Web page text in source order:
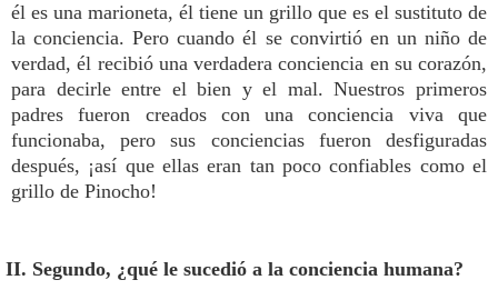
él es una marioneta, él tiene un grillo que es el sustituto de
la conciencia. Pero cuando él se convirtió en un niño de
verdad, él recibió una verdadera conciencia en su corazón,
para decirle entre el bien y el mal. Nuestros primeros
padres fueron creados con una conciencia viva que
funcionaba, pero sus conciencias fueron desfiguradas
después, ¡así que ellas eran tan poco confiables como el
grillo de Pinocho!
II. Segundo, ¿qué le sucedió a la conciencia humana?